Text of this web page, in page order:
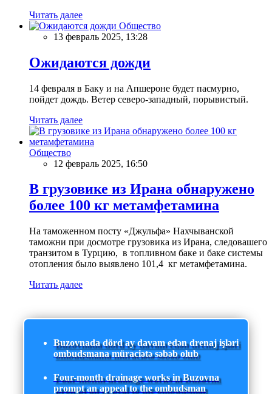
Читать далее
Общество
13 февраль 2025, 13:28
Ожидаются дожди
14 февраля в Баку и на Апшероне будет пасмурно,
пойдет дождь. Ветер северо-западный, порывистый.
Читать далее
Общество
12 февраль 2025, 16:50
В грузовике из Ирана обнаружено
более 100 кг метамфетамина
На таможенном посту «Джульфа» Нахчыванской
таможни при досмотре грузовика из Ирана, следовашего
транзитом в Турцию, в топливном баке и баке системы
отопления было выявлено 101,4 кг метамфетамина.
Читать далее
Buzovnada dörd ay davam edən drenaj işləri
ombudsmana müraciətə səbəb olub
Four-month drainage works in Buzovna
prompt an appeal to the ombudsman